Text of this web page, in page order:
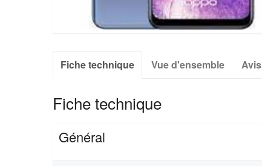
Fiche technique Vue d'ensemble Avis
Fiche technique
Général